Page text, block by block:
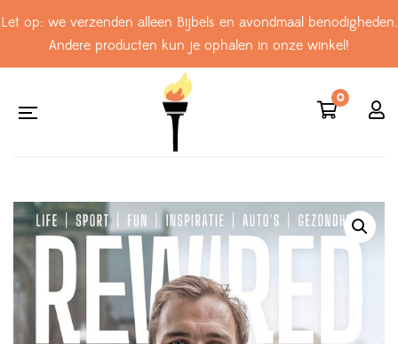
Let op: we verzenden alleen Bijbels en avondmaal benodigheden.
Andere producten kun je ophalen in onze winkel!
0